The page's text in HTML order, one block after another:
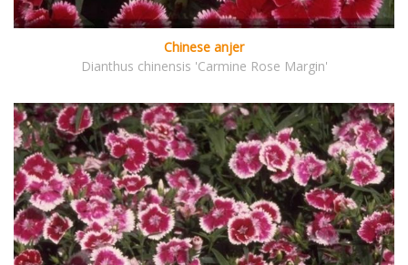
Chinese anjer
Dianthus chinensis 'Carmine Rose Margin'